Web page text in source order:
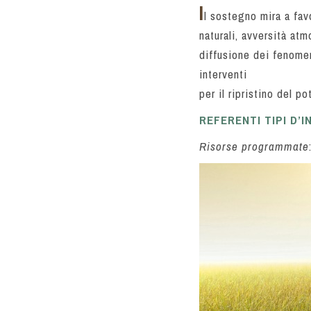
Il sostegno mira a
naturali, avversità
diffusione dei
interventi
per il ripristino del
REFERENTI TIPI
Risorse programmate